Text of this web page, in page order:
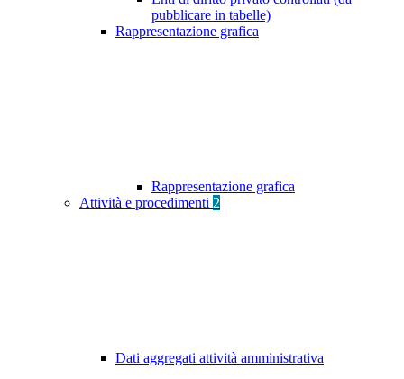
pubblicare in tabelle)
Rappresentazione grafica
Rappresentazione grafica
Attività e procedimenti 2
Dati aggregati attività amministrativa